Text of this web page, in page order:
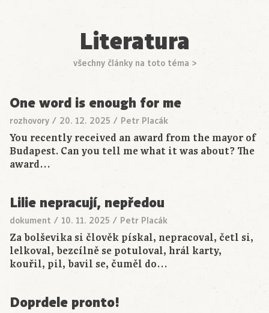
Literatura
všechny články na toto téma >
One word is enough for me
rozhovory / 20. 12. 2025 / Petr Placák
You recently received an award from the mayor of
Budapest. Can you tell me what it was about? The
award…
Lilie nepracují, nepředou
dokument / 10. 11. 2025 / Petr Placák
Za bolševika si člověk pískal, nepracoval, četl si,
lelkoval, bezcílně se potuloval, hrál karty,
kouřil, pil, bavil se, čuměl do…
Doprdele pronto!